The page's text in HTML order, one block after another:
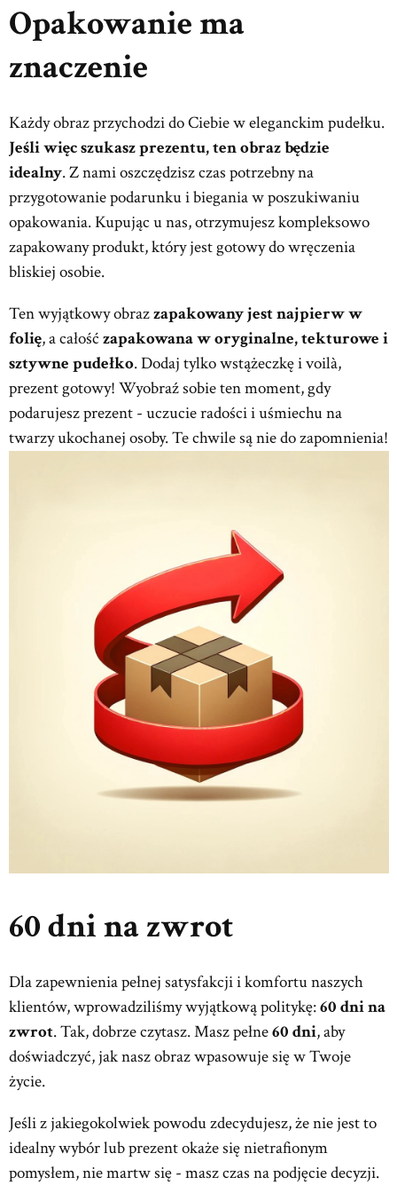
Opakowanie ma
znaczenie
Każdy obraz przychodzi do Ciebie w eleganckim pudełku.
Jeśli więc szukasz prezentu, ten obraz będzie
idealny. Z nami oszczędzisz czas potrzebny na
przygotowanie podarunku i biegania w poszukiwaniu
opakowania. Kupując u nas, otrzymujesz kompleksowo
zapakowany produkt, który jest gotowy do wręczenia
bliskiej osobie.
Ten wyjątkowy obrazzapakowany jest najpierw w
folię, a całość zapakowana w oryginalne, tekturowe i
sztywne pudełko. Dodaj tylko wstążeczkę i voilà,
prezent gotowy! Wyobraź sobie ten moment, gdy
podarujesz prezent - uczucie radości i uśmiechu na
twarzy ukochanej osoby. Te chwile są nie do zapomnienia!
60 dni na zwrot
Dla zapewnienia pełnej satysfakcji i komfortu naszych
klientów, wprowadziliśmy wyjątkową politykę:60 dnina
zwrot. Tak, dobrze czytasz. Masz pełne60 dni, aby
doświadczyć, jak nasz obraz wpasowuje się w Twoje
życie.
Jeśli z jakiegokolwiek powodu zdecydujesz, że nie jest to
idealny wybór lub prezent okaże się nietrafionym
pomysłem, nie martw się - masz czas na podjęcie decyzji.